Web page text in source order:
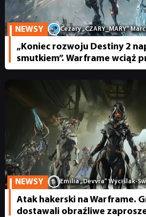
PUBLICYSTYKA
KULTURA
TECHNOLOGIE
DYSKUSJE
JUŻ GRALIŚMY
SKLEP
NEWSY Cezary „CZARY_MARY”
„Koniec rozwoju Destiny 2
smutkiem”. Warframe wciąż
NEWSY Emilia „Devvra” Wyciślak-
Atak hakerski na Warframe.
dostawali obraźliwe